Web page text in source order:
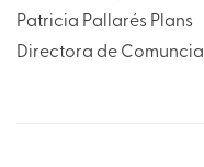
Patricia Pallarés Plans
Directora de